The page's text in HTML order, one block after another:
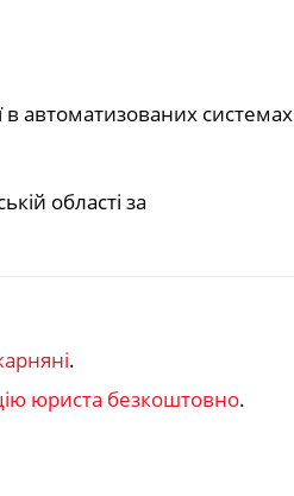
в автоматизованих системах
області за
.
юриста безкоштовно.